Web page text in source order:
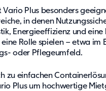
Vario Plus besonders
in denen
Energieeffizienz und eine
Rolle spielen – etwa im
oder Pflegeumfeld.
zu einfachen
Plus um hochwertige